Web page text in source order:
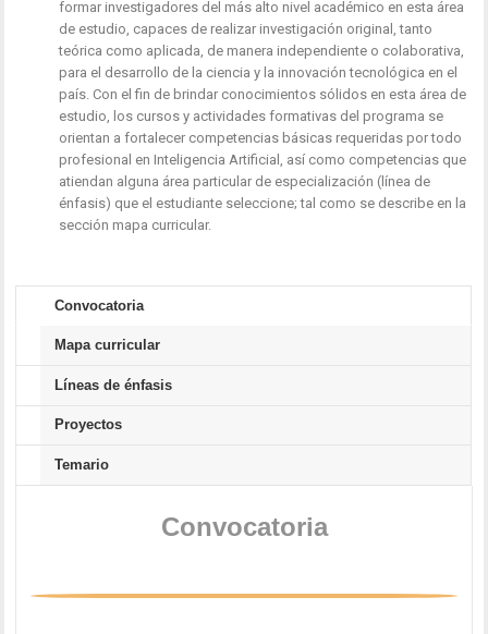
formar investigadores del más alto nivel académico en esta área
de estudio, capaces de realizar investigación original, tanto
teórica como aplicada, de manera independiente o colaborativa,
para el desarrollo de la ciencia y la innovación tecnológica en el
país. Con el fin de brindar conocimientos sólidos en esta área de
estudio, los cursos y actividades formativas del programa se
orientan a fortalecer competencias básicas requeridas por todo
profesional en Inteligencia Artificial, así como competencias que
atiendan alguna área particular de especialización (línea de
énfasis) que el estudiante seleccione; tal como se describe en la
sección mapa curricular.
Convocatoria
Mapa curricular
Líneas de énfasis
Proyectos
Temario
Convocatoria